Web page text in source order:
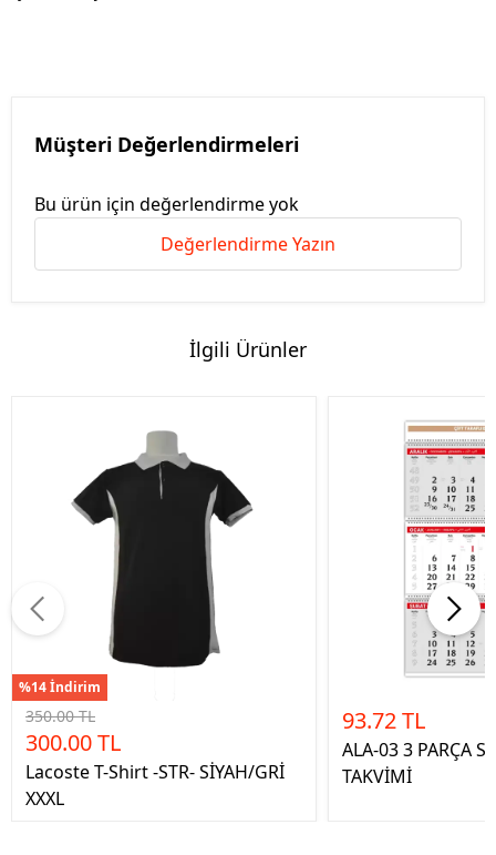
Müşteri Değerlendirmeleri
Bu ürün için değerlendirme yok
Değerlendirme Yazın
İlgili Ürünler
%14 İndirim
350.00 TL
300.00 TL
Lacoste T-Shirt -STR- SİYAH/GRİ
XXXL
93.72 TL
ALA-03 3 PARÇA
TAKVİMİ